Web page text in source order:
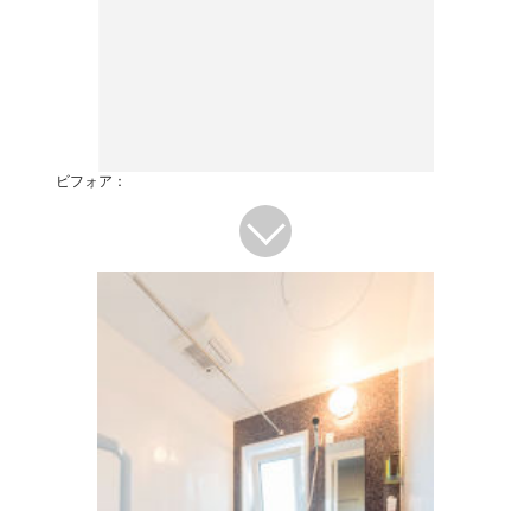
ビフォア：